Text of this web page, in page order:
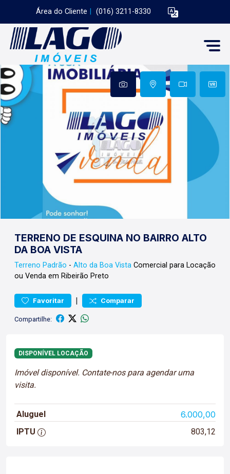
Área do Cliente (016) 3211-8330
TERRENO DE ESQUINA NO BAIRRO ALTO
DA BOA VISTA
Terreno Padrão - Alto da Boa Vista Comercial para Locação
ou Venda em Ribeirão Preto
Favoritar | Comparar
Compartilhe:
DISPONÍVEL LOCAÇÃO
Imóvel disponível. Contate-nos para agendar uma
visita.
Aluguel 6.000,00
IPTU 803,12